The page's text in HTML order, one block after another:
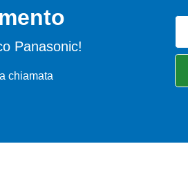
Panasonic!
chiamata